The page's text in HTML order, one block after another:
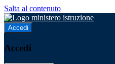
Salta al contenuto
Accedi
Accedi